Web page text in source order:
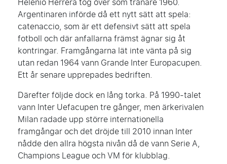
Argentinaren införde då ett nytt sätt att spela:
catenaccio, som är ett defensivt sätt att spela
fotboll och där anfallarna främst ägnar sig åt
kontringar. Framgångarna lät inte vänta på sig
utan redan 1964 vann Grande Inter Europacupen.
Ett år senare upprepades bedriften.
Därefter följde dock en lång torka. På 1990-talet
vann Inter Uefacupen tre gånger, men ärkerivalen
Milan radade upp större internationella
framgångar och det dröjde till 2010 innan Inter
nådde den allra högsta nivån då de vann Serie A,
Champions League och VM för klubblag.